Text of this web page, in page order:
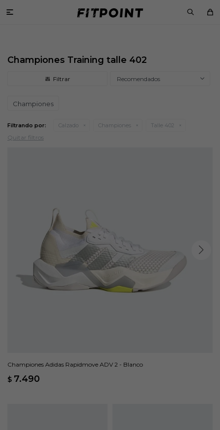

Championes Training talle 402
Recomendados
Championes
Filtrando por: Calzado Championes Talle 402
Quitar filtros
Championes Adidas Rapidmove ADV 2 - Blanco
$ 7.490